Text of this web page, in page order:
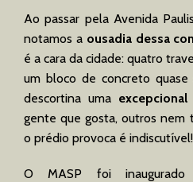
Ao passar pela Avenida
notamos a ousadia dessa
é a cara da cidade: quatro
um bloco de concreto
descortina uma
gente que gosta, outros nem
o prédio provoca é indiscutível!
O MASP foi